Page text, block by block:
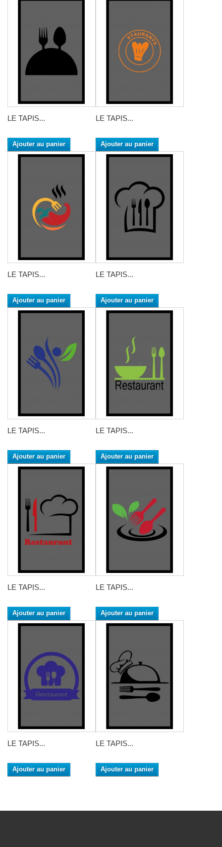
LE TAPIS...
Ajouter au panier
LE TAPIS...
Ajouter au panier
LE TAPIS...
Ajouter au panier
LE TAPIS...
Ajouter au panier
LE TAPIS...
Ajouter au panier
LE TAPIS...
Ajouter au panier
LE TAPIS...
Ajouter au panier
LE TAPIS...
Ajouter au panier
LE TAPIS...
Ajouter au panier
LE TAPIS...
Ajouter au panier